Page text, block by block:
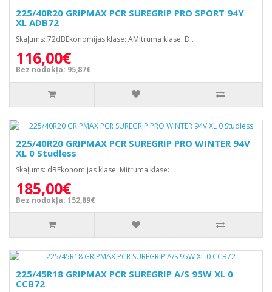
225/40R20 GRIPMAX PCR SUREGRIP PRO SPORT 94Y
XL ADB72
Skaļums: 72dBEkonomijas klase: AMitruma klase: D..
116,00€
Bez nodokļa: 95,87€
225/40R20 GRIPMAX PCR SUREGRIP PRO WINTER 94V
XL 0 Studless
Skaļums: dBEkonomijas klase: Mitruma klase: ..
185,00€
Bez nodokļa: 152,89€
225/45R18 GRIPMAX PCR SUREGRIP A/S 95W XL 0
CCB72